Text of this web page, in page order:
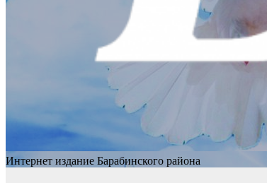
Интернет издание Барабинского района